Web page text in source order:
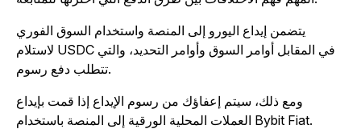
يتضمن إيداع اليورو إلى المنصة واستخدام السوق الفوري
لاستلام USDC في المقابل أوامر السوق وأوامر التحديد، والتي
ومع ذلك، سيتم إعفاؤك من رسوم الإيداع إذا قمت بإيداع
العملات المحلية الورقية إلى المنصة باستخدام Bybit Fiat.